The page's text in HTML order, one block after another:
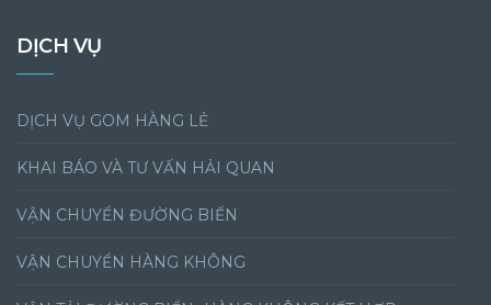
DỊCH VỤ
DỊCH VỤ GOM HÀNG LẺ
KHAI BÁO VÀ TƯ VẤN HẢI QUAN
VẬN CHUYỂN ĐƯỜNG BIỂN
VẬN CHUYỂN HÀNG KHÔNG